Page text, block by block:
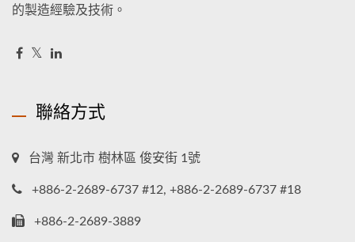
的製造經驗及技術。
聯絡方式
台灣 新北市 樹林區 俊安街 1號
+886-2-2689-6737 #12, +886-2-2689-6737 #18
+886-2-2689-3889